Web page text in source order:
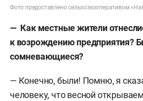
Фото предоставлено сельхозкооперативом
— Как местные жители
к возрождению предприятия?
сомневающиеся?
— Конечно, были! Помню, я
человеку, что весной